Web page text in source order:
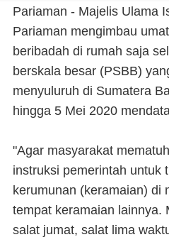
Pariaman - Majelis Ulama
Pariaman mengimbau
beribadah di rumah saja
berskala besar (PSBB)
menyuluruh di Sumatera
hingga 5 Mei 2020
"Agar masyarakat
instruksi pemerintah untuk
kerumunan (keramaian) di
tempat keramaian lainnya.
salat jumat, salat lima